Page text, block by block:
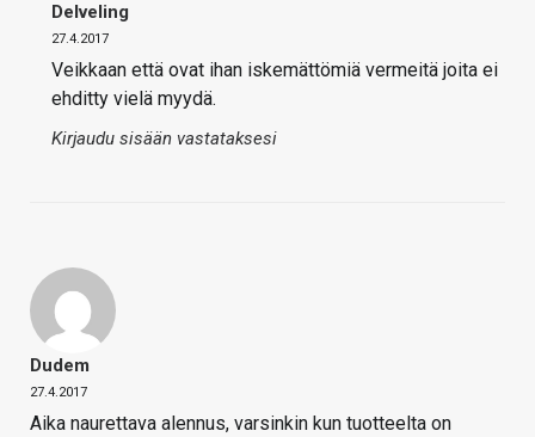
Delveling
27.4.2017
Veikkaan että ovat ihan iskemättömiä vermeitä joita ei
ehditty vielä myydä.
Kirjaudu sisään vastataksesi
Dudem
27.4.2017
Aika naurettava alennus, varsinkin kun tuotteelta on